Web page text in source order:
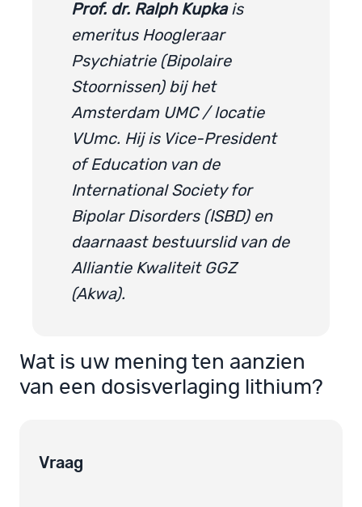
Prof. dr. Ralph Kupkais
emeritus Hoogleraar
Psychiatrie (Bipolaire
Stoornissen) bij het
Amsterdam UMC / locatie
VUmc. Hij is Vice-President
of Education van de
International Society for
Bipolar Disorders (ISBD) en
daarnaast bestuurslid van de
Alliantie Kwaliteit GGZ
(Akwa).
Wat is uw mening ten aanzien
van een dosisverlaging lithium?
Vraag